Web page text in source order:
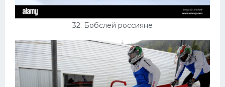
32. Бобслей россияне